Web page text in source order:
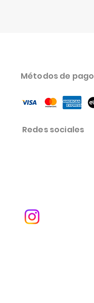
Métodos de pago
Redes sociales